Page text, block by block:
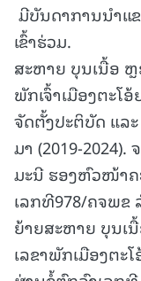
ມີບັນດາການນໍາແ
ເຂົ້າຮ່ວມ.
ສະຫາຍ ບຸນເນື້ອ ຫຼ
ພັກເຈົ້າເມືອງຕະໂ
ຈັດຕັ້ງປະຕິບັດ ແລ
ມາ (2019-
ມະນີ ຮອງຫົວໜ້າຄ
ເລກທີ978/ຄຈພຂ
ຍ້າຍສະຫາຍ ບຸນເ
ເລຂາພັກເມືອງຕ